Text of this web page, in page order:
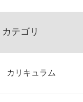
カテゴリ
カリキュラム